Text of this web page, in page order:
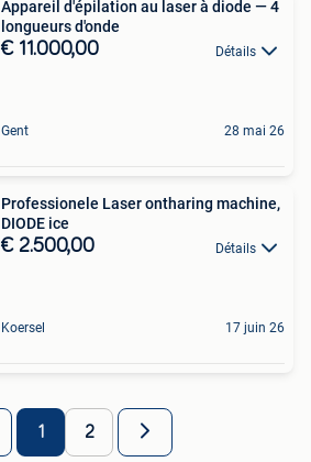
Appareil d'épilation au laser à diode — 4
longueurs d'onde
€ 11.000,00 Détails
Gent 28 mai 26
Professionele Laser ontharing machine,
DIODE ice
€ 2.500,00 Détails
Koersel 17 juin 26
1 2